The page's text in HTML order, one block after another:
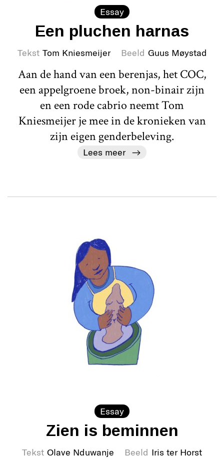
Essay
Een pluchen harnas
Tekst Tom Kniesmeijer Beeld Guus Møystad
Aan de hand van een berenjas, het COC,
een appelgroene broek, non-binair zijn
en een rode cabrio neemt Tom
Kniesmeijer je mee in de kronieken van
zijn eigen genderbeleving.
Lees meer
Essay
Zien is beminnen
Tekst Olave Nduwanje Beeld Iris ter Horst